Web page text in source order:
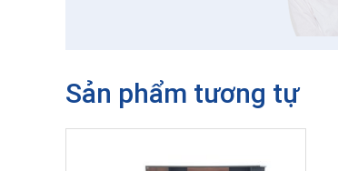
Sản phẩm tương tự